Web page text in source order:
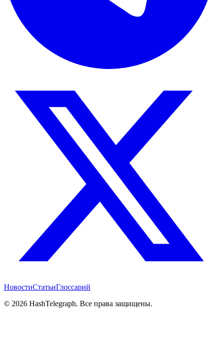
НовостиСтатьиГлоссарий
© 2026 HashTelegraph. Все права защищены.